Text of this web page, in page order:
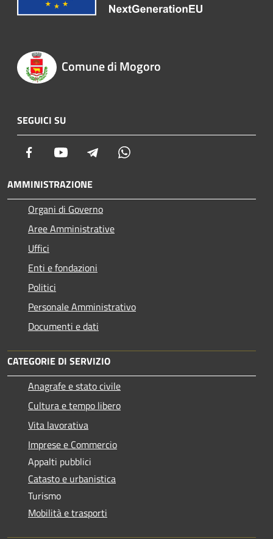
Comune di Mogoro
SEGUICI SU
Facebook Youtube Telegram
AMMINISTRAZIONE
Organi di Governo
Aree Amministrative
Uffici
Enti e fondazioni
Politici
Personale Amministrativo
Documenti e dati
CATEGORIE DI SERVIZIO
Anagrafe e stato civile
Cultura e tempo libero
Vita lavorativa
Imprese e Commercio
Appalti pubblici
Catasto e urbanistica
Turismo
Mobilità e trasporti